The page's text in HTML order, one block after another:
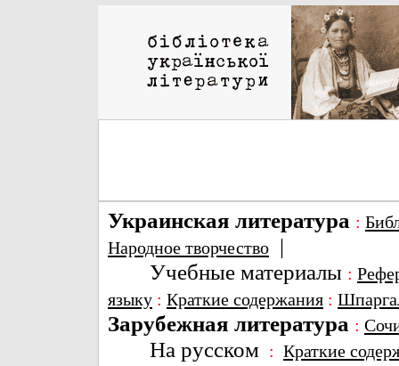
Украинская литература :
Народное творчество |
Учебные материалы :
языку : Краткие содержания :
Зарубежная литература :
На русском : Краткие